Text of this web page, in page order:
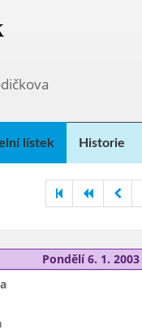
lístek Historie
Pondělí 6. 1. 2003